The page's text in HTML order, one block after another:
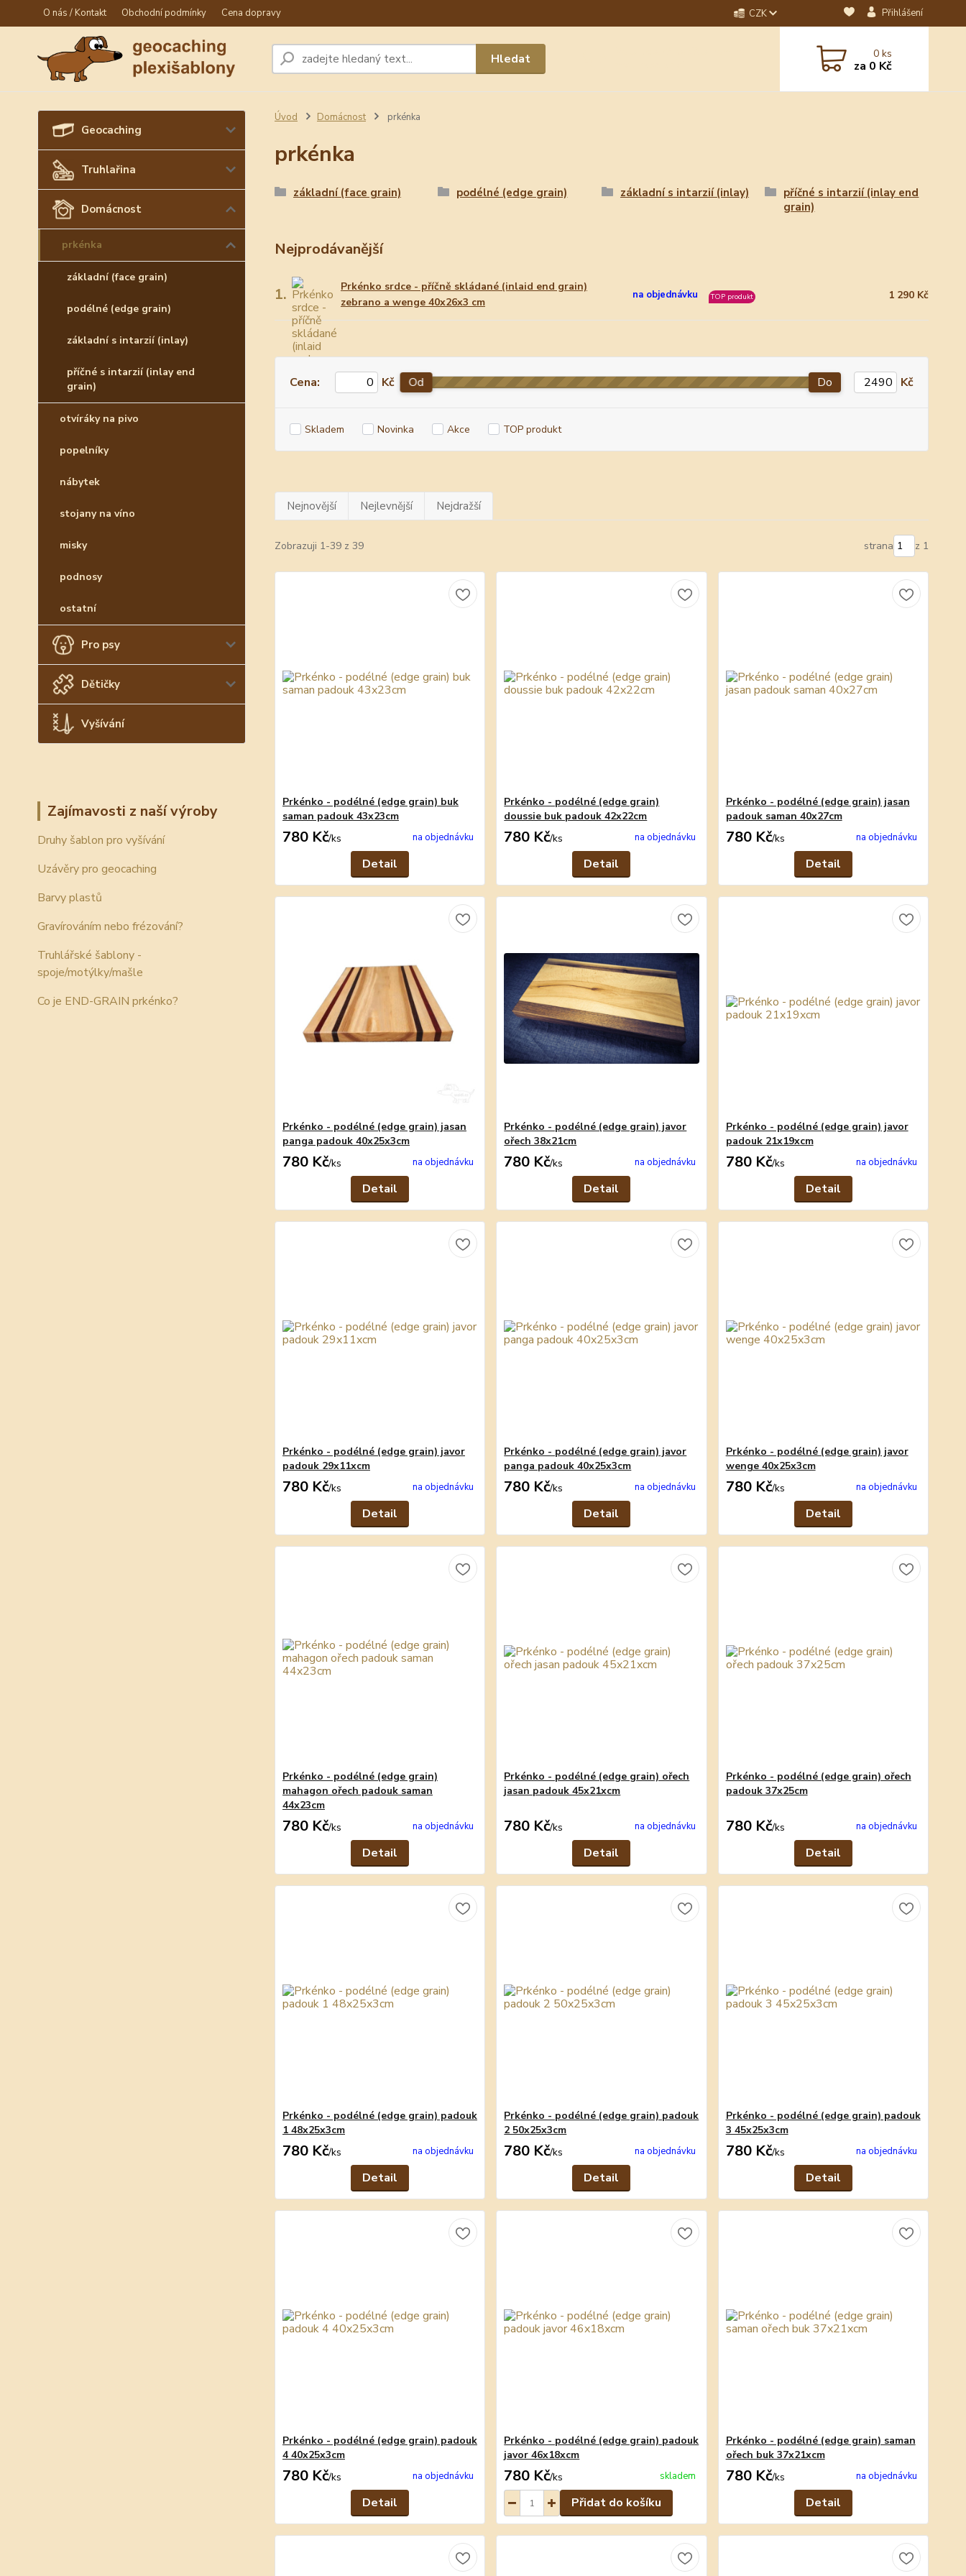
O nás / Kontakt Obchodní podmínky Cena dopravy CZK Přihlášení
Hledat 0ks
za 0 Kč
Geocaching
Truhlařina
Domácnost
prkénka
základní (face grain)
podélné (edge grain)
základní s intarzií (inlay)
příčné s intarzií (inlay end
grain)
otvíráky na pivo
popelníky
nábytek
stojany na víno
misky
podnosy
ostatní
Pro psy
Dětičky
Vyšívání
Zajímavosti z naší výroby
Druhy šablon pro vyšívání
Uzávěry pro geocaching
Barvy plastů
Gravírováním nebo frézování?
Truhlářské šablony -
spoje/motýlky/mašle
Co je END-GRAIN prkénko?
Úvod Domácnost prkénka
prkénka
základní (face grain) podélné (edge grain) základní s intarzií (inlay)
příčné s intarzií (inlay end
grain)
Nejprodávanější
1.
Prkénko srdce - příčně skládané (inlaid end grain)
zebrano a wenge 40x26x3 cm
na objednávku TOP produkt 1 290 Kč
Cena: Kč Od Do Kč
Skladem Novinka Akce TOP produkt
Nejnovější Nejlevnější Nejdražší
Zobrazuji 1-39 z 39 strana z 1
Prkénko - podélné (edge grain) buk
saman padouk 43x23cm
780 Kč/ks na objednávku
Detail
Prkénko - podélné (edge grain)
doussie buk padouk 42x22cm
780 Kč/ks na objednávku
Detail
Prkénko - podélné (edge grain) jasan
padouk saman 40x27cm
780 Kč/ks na objednávku
Detail
Prkénko - podélné (edge grain) jasan
panga padouk 40x25x3cm
780 Kč/ks na objednávku
Detail
Prkénko - podélné (edge grain) javor
ořech 38x21cm
780 Kč/ks na objednávku
Detail
Prkénko - podélné (edge grain) javor
padouk 21x19xcm
780 Kč/ks na objednávku
Detail
Prkénko - podélné (edge grain) javor
padouk 29x11xcm
780 Kč/ks na objednávku
Detail
Prkénko - podélné (edge grain) javor
panga padouk 40x25x3cm
780 Kč/ks na objednávku
Detail
Prkénko - podélné (edge grain) javor
wenge 40x25x3cm
780 Kč/ks na objednávku
Detail
Prkénko - podélné (edge grain)
mahagon ořech padouk saman
44x23cm
780 Kč/ks na objednávku
Detail
Prkénko - podélné (edge grain) ořech
jasan padouk 45x21xcm
780 Kč/ks na objednávku
Detail
Prkénko - podélné (edge grain) ořech
padouk 37x25cm
780 Kč/ks na objednávku
Detail
Prkénko - podélné (edge grain) padouk
1 48x25x3cm
780 Kč/ks na objednávku
Detail
Prkénko - podélné (edge grain) padouk
2 50x25x3cm
780 Kč/ks na objednávku
Detail
Prkénko - podélné (edge grain) padouk
3 45x25x3cm
780 Kč/ks na objednávku
Detail
Prkénko - podélné (edge grain) padouk
4 40x25x3cm
780 Kč/ks na objednávku
Detail
Prkénko - podélné (edge grain) padouk
javor 46x18xcm
780 Kč/ks skladem
Přidat do košíku
Prkénko - podélné (edge grain) saman
ořech buk 37x21xcm
780 Kč/ks na objednávku
Detail